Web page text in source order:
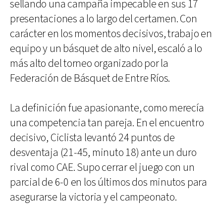
sellando una campaña impecable en sus 17
presentaciones a lo largo del certamen. Con
carácter en los momentos decisivos, trabajo en
equipo y un básquet de alto nivel, escaló a lo
más alto del torneo organizado por la
Federación de Básquet de Entre Ríos.
La definición fue apasionante, como merecía
una competencia tan pareja. En el encuentro
decisivo, Ciclista levantó 24 puntos de
desventaja (21-45, minuto 18) ante un duro
rival como CAE. Supo cerrar el juego con un
parcial de 6-0 en los últimos dos minutos para
asegurarse la victoria y el campeonato.